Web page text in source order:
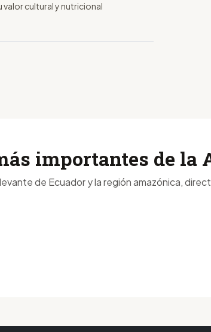
cultural y nutricional
importantes de la
de Ecuador y la región amazónica,